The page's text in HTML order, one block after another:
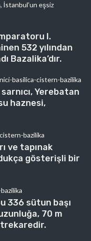
İstanbul’un eşsiz
I.
532 yılından
Bazalika’dır.
Yerebatan
haznesi,
ve tapınak
gösterişli bir
336 sütun başı
70 m